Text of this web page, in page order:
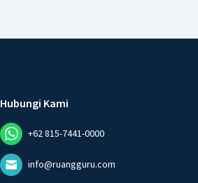
Hubungi Kami
+62 815-7441-0000
info@ruangguru.com